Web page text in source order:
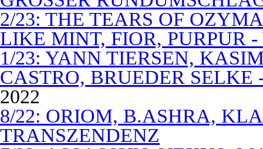
2/23: THE TEARS OF
LIKE MINT, FIOR, PURPUR
1/23: YANN TIERSEN,
CASTRO, BRUEDER SELKE
2022
8/22: ORIOM, B.ASHRA,
TRANSZENDENZ